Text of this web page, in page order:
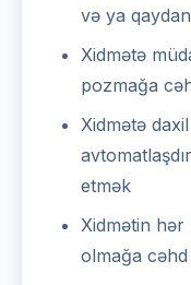
və ya
Xidmətə
pozmağa
Xidmətə
etmək
Xidmətin hər
olmağa